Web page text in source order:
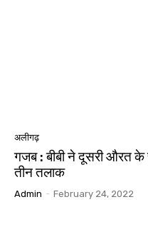
अलीगढ़
गजब : बीबी ने दूसरी औरत के
तीन तलाक
Admin - February 24, 2022